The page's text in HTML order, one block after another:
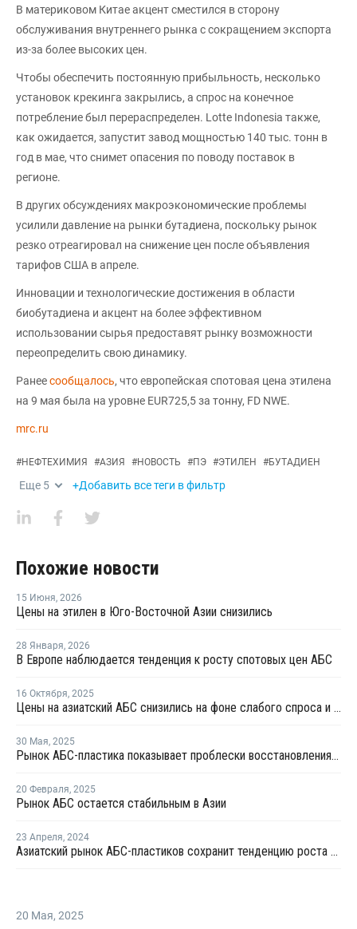
В материковом Китае акцент сместился в сторону
обслуживания внутреннего рынка с сокращением экспорта
из-за более высоких цен.
Чтобы обеспечить постоянную прибыльность, несколько
установок крекинга закрылись, а спрос на конечное
потребление был перераспределен. Lotte Indonesia также,
как ожидается, запустит завод мощностью 140 тыс. тонн в
год в мае, что снимет опасения по поводу поставок в
регионе.
В других обсуждениях макроэкономические проблемы
усилили давление на рынки бутадиена, поскольку рынок
резко отреагировал на снижение цен после объявления
тарифов США в апреле.
Инновации и технологические достижения в области
биобутадиена и акцент на более эффективном
использовании сырья предоставят рынку возможности
переопределить свою динамику.
Ранеесообщалось, что европейская спотовая цена этилена
на 9 мая была на уровне EUR725,5 за тонну, FD NWE.
mrc.ru
#НЕФТЕХИМИЯ #АЗИЯ #НОВОСТЬ #ПЭ #ЭТИЛЕН #БУТАДИЕН
Еще 5 +Добавить все теги в фильтр
Похожие новости
15 Июня, 2026
Цены на этилен в Юго-Восточной Азии снизились
28 Января, 2026
В Европе наблюдается тенденция к росту спотовых цен АБС
16 Октября, 2025
Цены на азиатский АБС снизились на фоне слабого спроса и больших запасов
30 Мая, 2025
Рынок АБС-пластика показывает проблески восстановления на фоне избыточного предложения
20 Февраля, 2025
Рынок АБС остается стабильным в Азии
23 Апреля, 2024
Азиатский рынок АБС-пластиков сохранит тенденцию роста цен в апреле
20 Мая, 2025